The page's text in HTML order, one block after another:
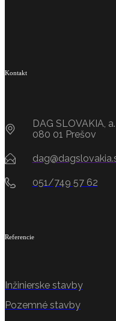
Kontakt
DAG SLOVAKIA,
080 01 Prešov
051/749 57 62
Referencie
Inžinierske stavby
Pozemné stavby